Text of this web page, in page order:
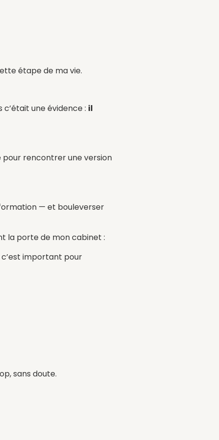
étape de ma vie.
une évidence : il
rencontrer une version
— et bouleverser
la porte de mon cabinet :
c’est important pour
sans doute.